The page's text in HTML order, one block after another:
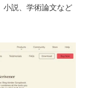
説、学術論文など